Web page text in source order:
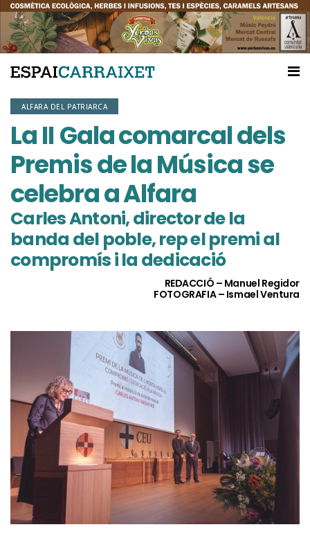
ALFARA DEL PATRIARCA
La II Gala comarcal dels
Premis de la Música se
celebra a Alfara
Carles Antoni, director de la
banda del poble, rep el premi al
compromís i la dedicació
REDACCIÓ – Manuel Regidor
FOTOGRAFIA – Ismael Ventura